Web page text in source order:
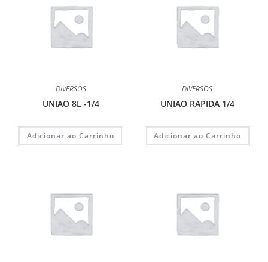
DIVERSOS
UNIAO 8L -1/4
Adicionar ao Carrinho
DIVERSOS
UNIAO RAPIDA 1/4
Adicionar ao Carrinho